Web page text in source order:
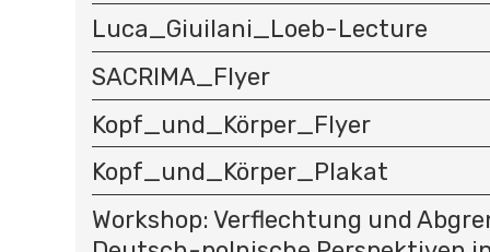
Luca_Giuilani_Loeb-Lecture
SACRIMA_Flyer
Kopf_und_Körper_Flyer
Kopf_und_Körper_Plakat
Workshop: Verflechtung und